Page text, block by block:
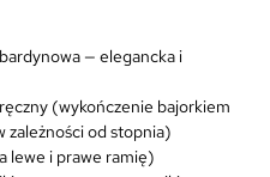
— elegancka i
(wykończenie bajorkiem
zależności od stopnia)
lewe i prawe ramię)